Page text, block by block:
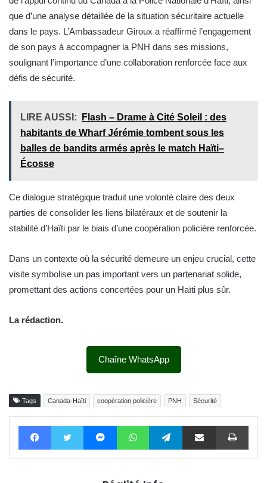
que d’une analyse détaillée de la situation sécuritaire actuelle
dans le pays. L’Ambassadeur Giroux a réaffirmé l’engagement
de son pays à accompagner la PNH dans ses missions,
soulignant l’importance d’une collaboration renforcée face aux
défis de sécurité.
LIRE AUSSI:
Flash – Drame à Cité Soleil : des
habitants de Wharf Jérémie tombent sous les
balles de bandits armés après le match Haïti–
Écosse
Ce dialogue stratégique traduit une volonté claire des deux
parties de consolider les liens bilatéraux et de soutenir la
stabilité d’Haïti par le biais d’une coopération policière renforcée.
Dans un contexte où la sécurité demeure un enjeu crucial, cette
visite symbolise un pas important vers un partenariat solide,
promettant des actions concertées pour un Haïti plus sûr.
La rédaction.
Chaîne WhatsApp
Tags Canada-Haïti coopération policière PNH Sécurité
FacebookTwitter MessengerWhatsAppTelegram Partager par email